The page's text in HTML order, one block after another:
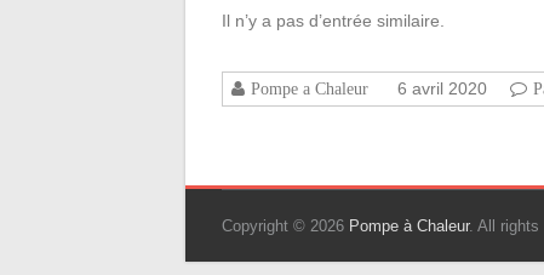
Il n’y a pas d’entrée similaire.
Pompe a Chaleur 6 avril 2020
Copyright © 2026 Pompe à Chaleur. All rights